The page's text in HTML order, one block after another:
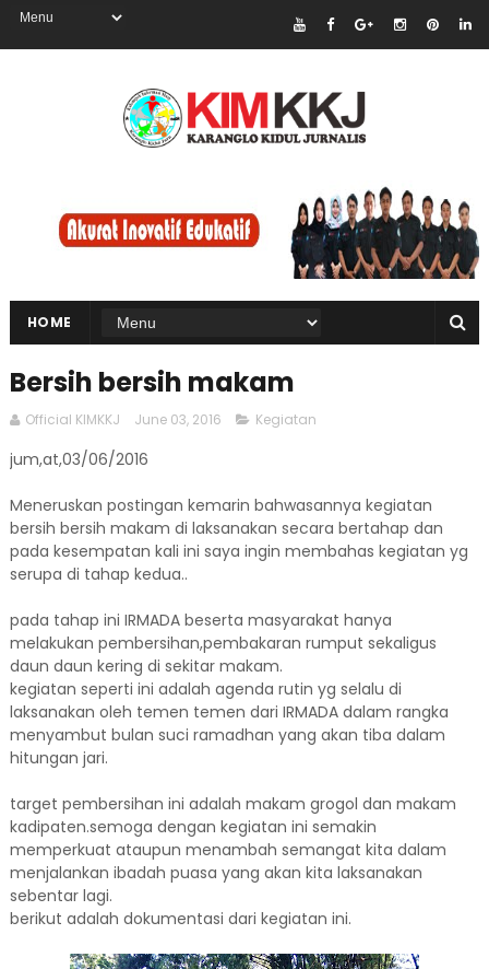
HOME
Bersih bersih makam
Official KIMKKJ June 03, 2016 Kegiatan
jum,at,03/06/2016
Meneruskan postingan kemarin bahwasannya kegiatan
bersih bersih makam di laksanakan secara bertahap dan
pada kesempatan kali ini saya ingin membahas kegiatan yg
serupa di tahap kedua..
pada tahap ini IRMADA beserta masyarakat hanya
melakukan pembersihan,pembakaran rumput sekaligus
daun daun kering di sekitar makam.
kegiatan seperti ini adalah agenda rutin yg selalu di
laksanakan oleh temen temen dari IRMADA dalam rangka
menyambut bulan suci ramadhan yang akan tiba dalam
hitungan jari.
target pembersihan ini adalah makam grogol dan makam
kadipaten.semoga dengan kegiatan ini semakin
memperkuat ataupun menambah semangat kita dalam
menjalankan ibadah puasa yang akan kita laksanakan
sebentar lagi.
berikut adalah dokumentasi dari kegiatan ini.